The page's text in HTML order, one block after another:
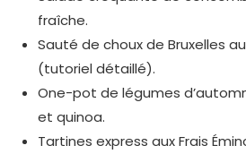
fraîche.
Sauté de choux de Bruxelles
(tutoriel détaillé).
One-pot de légumes
et quinoa.
Tartines express aux Frais